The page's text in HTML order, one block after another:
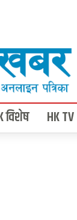
विशेष HK TV